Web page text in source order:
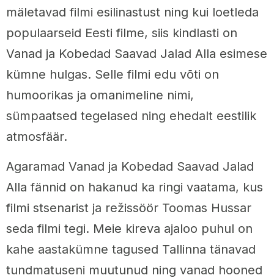
mäletavad filmi esilinastust ning kui loetleda
populaarseid Eesti filme, siis kindlasti on
Vanad ja Kobedad Saavad Jalad Alla esimese
kümne hulgas. Selle filmi edu võti on
humoorikas ja omanimeline nimi,
sümpaatsed tegelased ning ehedalt eestilik
atmosfäär.
Agaramad Vanad ja Kobedad Saavad Jalad
Alla fännid on hakanud ka ringi vaatama, kus
filmi stsenarist ja režissöör Toomas Hussar
seda filmi tegi. Meie kireva ajaloo puhul on
kahe aastakümne tagused Tallinna tänavad
tundmatuseni muutunud ning vanad hooned